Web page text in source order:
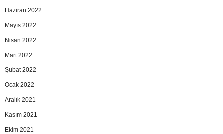
Haziran 2022
Mayıs 2022
Nisan 2022
Mart 2022
Şubat 2022
Ocak 2022
Aralık 2021
Kasım 2021
Ekim 2021